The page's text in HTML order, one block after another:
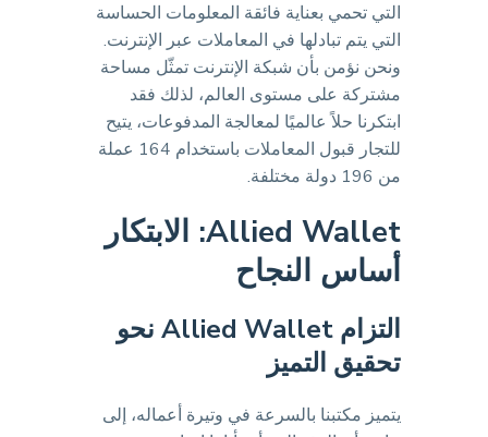
التي تحمي بعناية فائقة المعلومات الحساسة
التي يتم تبادلها في المعاملات عبر الإنترنت.
ونحن نؤمن بأن شبكة الإنترنت تمثّل مساحة
مشتركة على مستوى العالم، لذلك فقد
ابتكرنا حلاً عالميًا لمعالجة المدفوعات، يتيح
للتجار قبول المعاملات باستخدام 164 عملة
من 196 دولة مختلفة.
Allied Wallet: الابتكار
أساس النجاح
التزام Allied Wallet نحو
تحقيق التميز
يتميز مكتبنا بالسرعة في وتيرة أعماله، إلى